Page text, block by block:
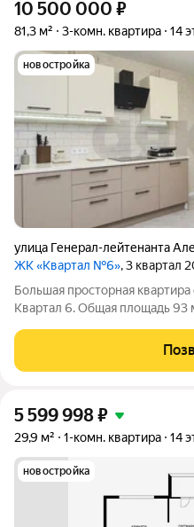
10 500 000 ₽
81,3 м² 3-комн. квартира 14
новостройка
улица Генерал-лейтенанта
ЖК «Квартал №6», 3 квартал
Большая просторная
Квартал 6. Общая площадь 93
плинтусе и гигиеническим
фильтры очистки воды. В кухне
5 599 998₽
29,9 м² 1-комн. квартира 14
новостройка